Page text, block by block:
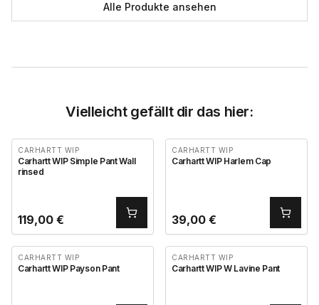
Alle Produkte ansehen
Vielleicht gefällt dir das hier:
CARHARTT WIP
Carhartt WIP Simple Pant Wall
rinsed
119,00 €
CARHARTT WIP
Carhartt WIP Harlem Cap
39,00 €
CARHARTT WIP
Carhartt WIP Payson Pant
CARHARTT WIP
Carhartt WIP W Lavine Pant